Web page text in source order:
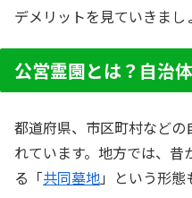
デメリットを見ていきまし
公営霊園とは？自治
都道府県、市区町村などの
れています。地方では、
る「共同墓地」という形態